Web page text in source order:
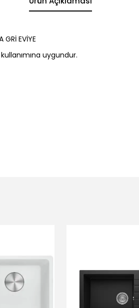
GRİ EVİYE
uygundur.